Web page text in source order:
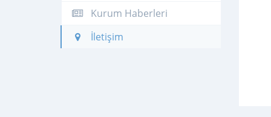
Kurum Haberleri
İletişim